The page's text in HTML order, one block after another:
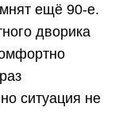
ещё 90-е.
дворика
ситуация не